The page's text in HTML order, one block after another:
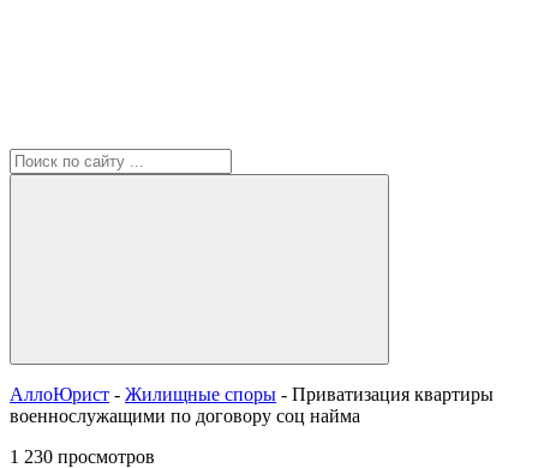
АллоЮрист - Жилищные споры - Приватизация квартиры
военнослужащими по договору соц найма
1 230 просмотров